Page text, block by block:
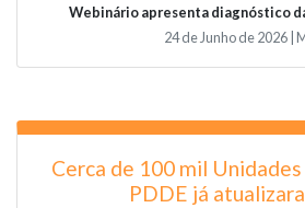
Videoconferência vai
19 de Junho
Cerca de 100 mil
PDDE já